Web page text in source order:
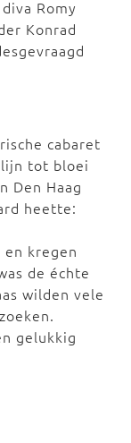
Romy
Konrad
cabaret
tot bloei
Den Haag
heette:
kregen
de échte
wilden vele
gelukkig